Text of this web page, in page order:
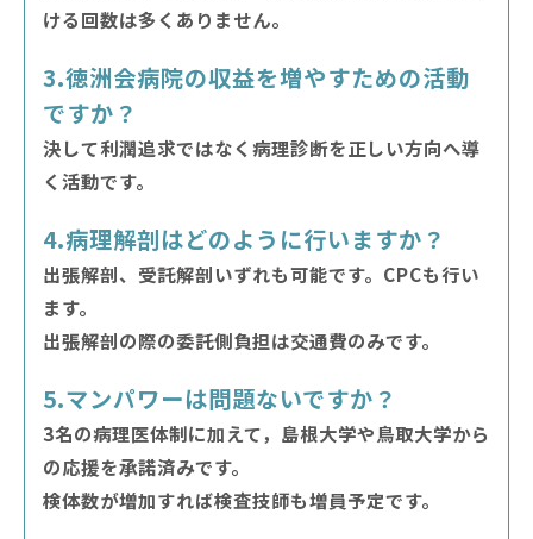
ける回数は多くありません。
3.徳洲会病院の収益を増やすための活動
ですか？
決して利潤追求ではなく病理診断を正しい方向へ導
く活動です。
4.病理解剖はどのように行いますか？
出張解剖、受託解剖いずれも可能です。CPCも行い
ます。
出張解剖の際の委託側負担は交通費のみです。
5.マンパワーは問題ないですか？
3名の病理医体制に加えて，島根大学や鳥取大学から
の応援を承諾済みです。
検体数が増加すれば検査技師も増員予定です。